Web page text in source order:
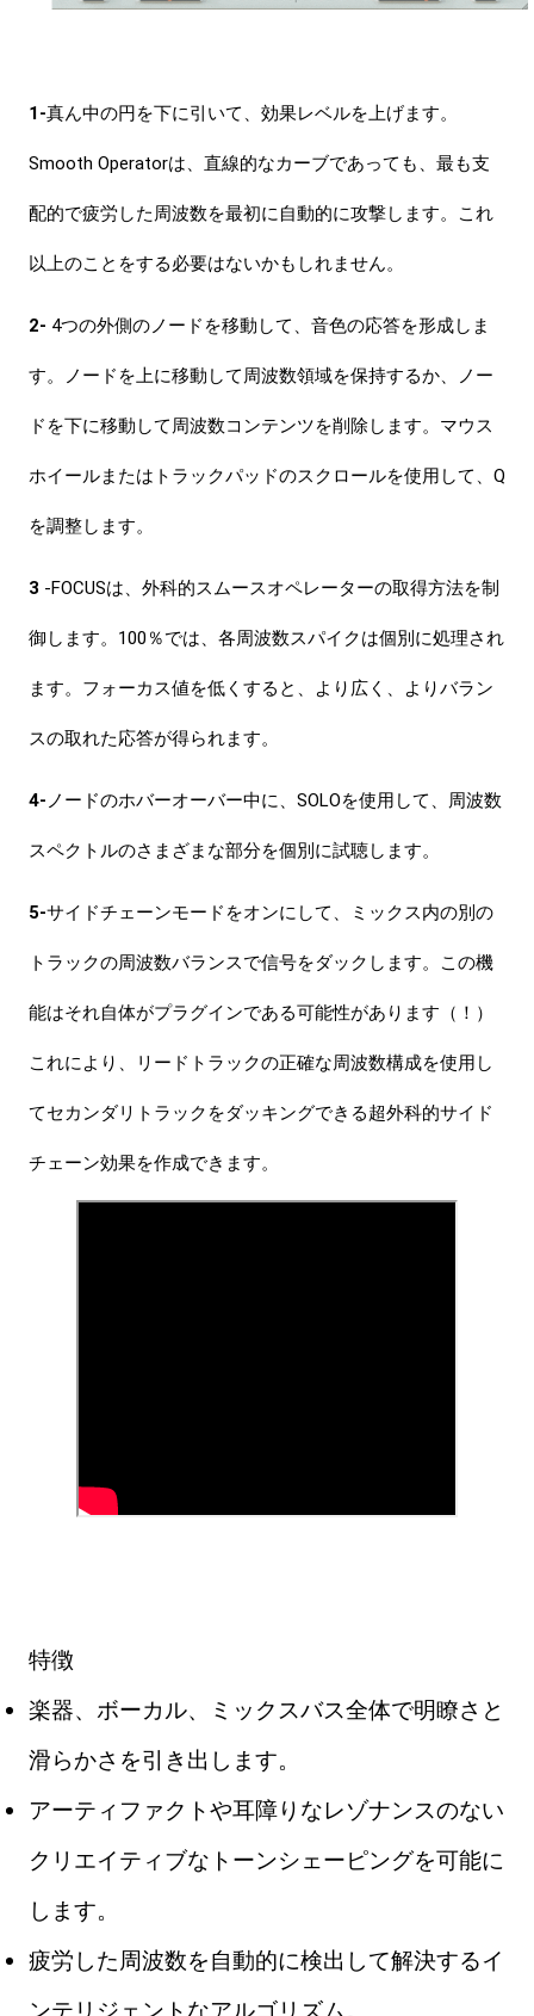
1-真ん中の円を下に引いて、効果レベルを上げます。
Smooth Operatorは、直線的なカーブであっても、最も支
配的で疲労した周波数を最初に自動的に攻撃します。 これ
以上のことをする必要はないかもしれません。
2- 4つの外側のノードを移動して、音色の応答を形成しま
す。 ノードを上に移動して周波数領域を保持するか、ノー
ドを下に移動して周波数コンテンツを削除します。 マウス
ホイールまたはトラックパッドのスクロールを使用して、Q
を調整します。
3 -FOCUSは、外科的スムースオペレーターの取得方法を制
御します。 100％では、各周波数スパイクは個別に処理され
ます。 フォーカス値を低くすると、より広く、よりバラン
スの取れた応答が得られます。
4- ノードのホバーオーバー中に、SOLOを使用して、周波数
スペクトルのさまざまな部分を個別に試聴します。
5-サイドチェーンモードをオンにして、ミックス内の別の
トラックの周波数バランスで信号をダックします。 この機
能はそれ自体がプラグインである可能性があります（！）
これにより、リードトラックの正確な周波数構成を使用し
てセカンダリトラックをダッキングできる超外科的サイド
チェーン効果を作成できます。
特徴
楽器、ボーカル、ミックスバス全体で明瞭さと
滑らかさを引き出します。
アーティファクトや耳障りなレゾナンスのない
クリエイティブなトーンシェーピングを可能に
します。
疲労した周波数を自動的に検出して解決するイ
ンテリジェントなアルゴリズム。